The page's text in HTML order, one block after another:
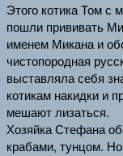
Этого котика Том с
пошли прививать
именем Микана и
чистопородная
выставляла себя
котикам накидки и
мешают лизаться.
Хозяйка Стефана
крабами, тунцом.